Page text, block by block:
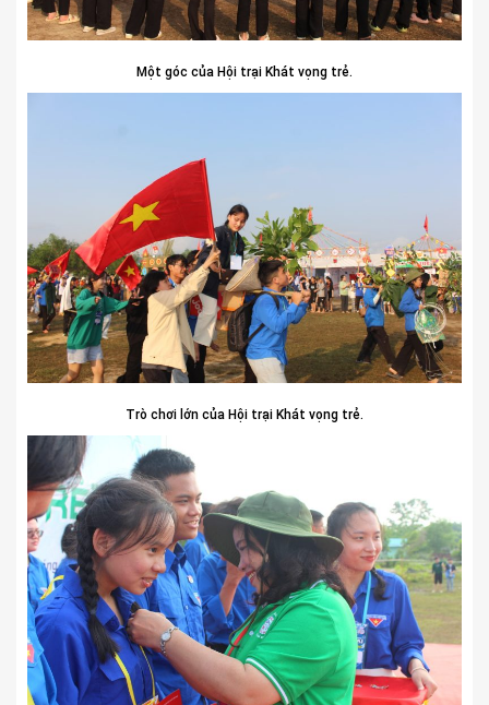
Một góc của Hội trại Khát vọng trẻ.
Trò chơi lớn của Hội trại Khát vọng trẻ.